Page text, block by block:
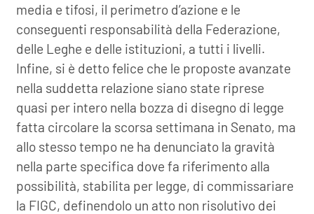
media e tifosi, il perimetro d’azione e le
conseguenti responsabilità della Federazione,
delle Leghe e delle istituzioni, a tutti i livelli.
Infine, si è detto felice che le proposte avanzate
nella suddetta relazione siano state riprese
quasi per intero nella bozza di disegno di legge
fatta circolare la scorsa settimana in Senato, ma
allo stesso tempo ne ha denunciato la gravità
nella parte specifica dove fa riferimento alla
possibilità, stabilita per legge, di commissariare
la FIGC, definendolo un atto non risolutivo dei